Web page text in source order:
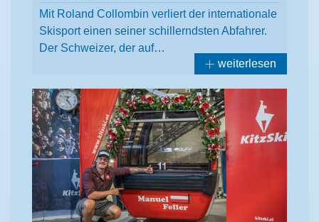
Mit Roland Collombin verliert der internationale
Skisport einen seiner schillerndsten Abfahrer.
Der Schweizer, der auf…
weiterlesen